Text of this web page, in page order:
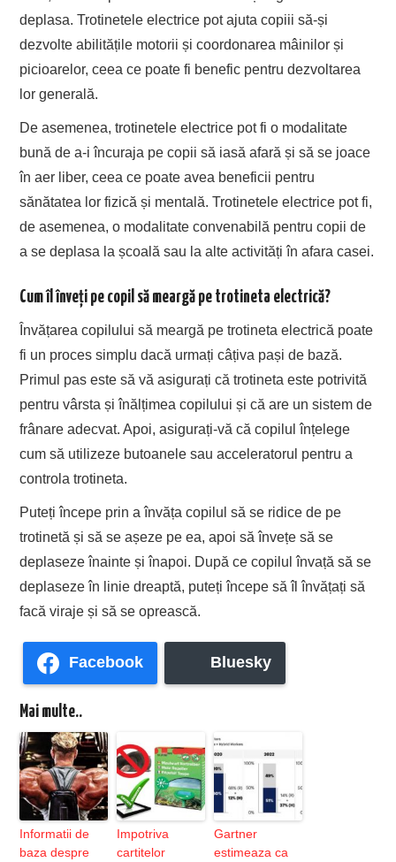
deplasa. Trotinetele electrice pot ajuta copiii să-și
dezvolte abilitățile motorii și coordonarea mâinilor și
picioarelor, ceea ce poate fi benefic pentru dezvoltarea
lor generală.
De asemenea, trotinetele electrice pot fi o modalitate
bună de a-i încuraja pe copii să iasă afară și să se joace
în aer liber, ceea ce poate avea beneficii pentru
sănătatea lor fizică și mentală. Trotinetele electrice pot fi,
de asemenea, o modalitate convenabilă pentru copii de
a se deplasa la școală sau la alte activități în afara casei.
Cum îl înveți pe copil să meargă pe trotineta electrică?
Învățarea copilului să meargă pe trotineta electrică poate
fi un proces simplu dacă urmați câțiva pași de bază.
Primul pas este să vă asigurați că trotineta este potrivită
pentru vârsta și înălțimea copilului și că are un sistem de
frânare adecvat. Apoi, asigurați-vă că copilul înțelege
cum să utilizeze butoanele sau acceleratorul pentru a
controla trotineta.
Puteți începe prin a învăța copilul să se ridice de pe
trotinetă și să se așeze pe ea, apoi să învețe să se
deplaseze înainte și înapoi. După ce copilul învață să se
deplaseze în linie dreaptă, puteți începe să îl învățați să
facă viraje și să se oprească.
Facebook Bluesky
Mai multe..
Informatii de
baza despre
Impotriva
cartitelor
Gartner
estimeaza ca